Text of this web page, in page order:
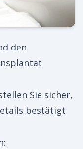
den
Sie sicher,
bestätigt